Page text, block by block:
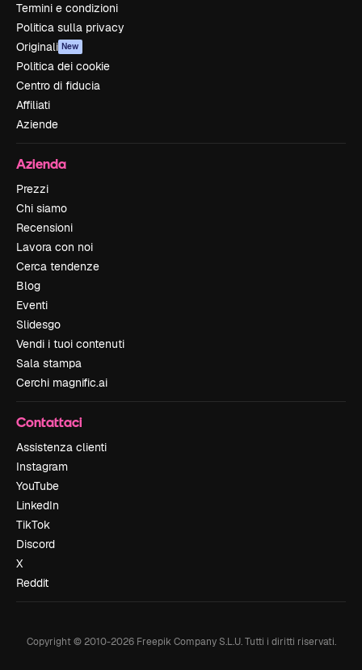
Termini e condizioni
Politica sulla privacy
Originali New
Politica dei cookie
Centro di fiducia
Affiliati
Aziende
Azienda
Prezzi
Chi siamo
Recensioni
Lavora con noi
Cerca tendenze
Blog
Eventi
Slidesgo
Vendi i tuoi contenuti
Sala stampa
Cerchi magnific.ai
Contattaci
Assistenza clienti
Instagram
YouTube
LinkedIn
TikTok
Discord
X
Reddit
Copyright © 2010-2026Freepik Company S.L.U. Tutti i diritti riservati.